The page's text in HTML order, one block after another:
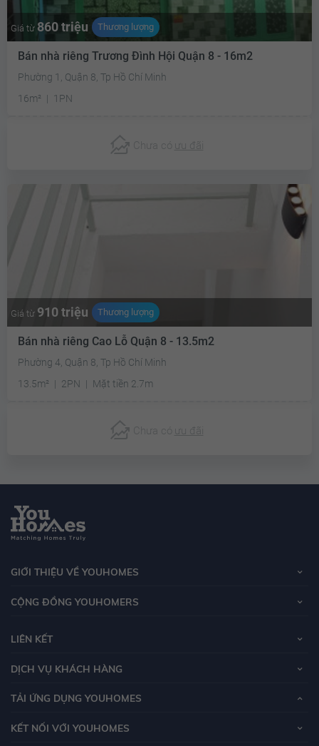
Giá từ 860 triệu Thương lượng
Bán nhà riêng Trương Đình Hội Quận 8 - 16m2
Phường 1, Quận 8, Tp Hồ Chí Minh
16m²
1PN
Chưa có ưu đãi
Giá từ 910 triệu Thương lượng
Bán nhà riêng Cao Lỗ Quận 8 - 13.5m2
Phường 4, Quận 8, Tp Hồ Chí Minh
13.5m²
2PN Mặt tiền 2.7m
Chưa có ưu đãi
GIỚI THIỆU VỀ YOUHOMES
CỘNG ĐỒNG YOUHOMERS
LIÊN KẾT
DỊCH VỤ KHÁCH HÀNG
TẢI ỨNG DỤNG YOUHOMES
KẾT NỐI VỚI YOUHOMES